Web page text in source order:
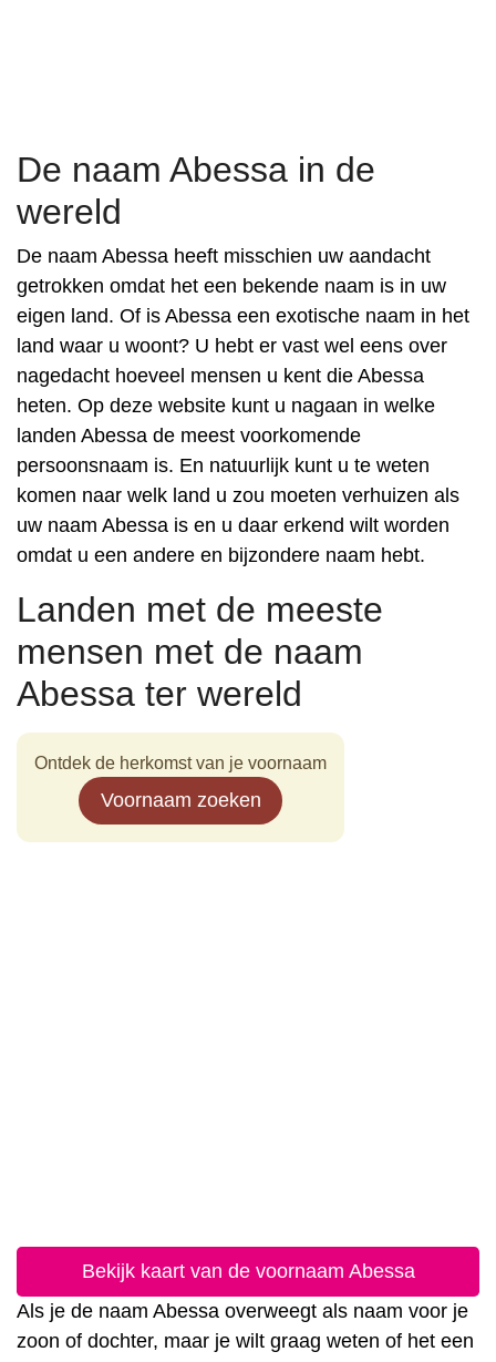
De naam Abessa in de
wereld
De naam Abessa heeft misschien uw aandacht
getrokken omdat het een bekende naam is in uw
eigen land. Of is Abessa een exotische naam in het
land waar u woont? U hebt er vast wel eens over
nagedacht hoeveel mensen u kent die Abessa
heten. Op deze website kunt u nagaan in welke
landen Abessa de meest voorkomende
persoonsnaam is. En natuurlijk kunt u te weten
komen naar welk land u zou moeten verhuizen als
uw naam Abessa is en u daar erkend wilt worden
omdat u een andere en bijzondere naam hebt.
Landen met de meeste
mensen met de naam
Abessa ter wereld
Ontdek de herkomst van je voornaam
Voornaam zoeken
Bekijk kaart van de voornaam Abessa
Als je de naam Abessa overweegt als naam voor je
zoon of dochter, maar je wilt graag weten of het een